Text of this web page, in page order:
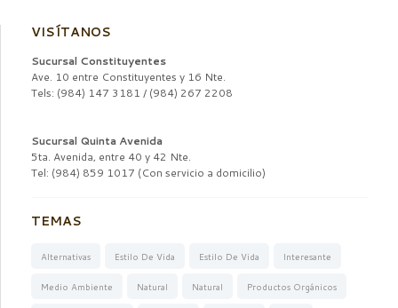
VISÍTANOS
Sucursal Constituyentes
Ave. 10 entre Constituyentes y 16 Nte.
Tels: (984) 147 3181 / (984) 267 2208
Sucursal Quinta Avenida
5ta. Avenida, entre 40 y 42 Nte.
Tel: (984) 859 1017 (Con servicio a domicilio)
TEMAS
Alternativas Estilo De Vida Estilo De Vida Interesante
Medio Ambiente Natural Natural Productos Orgánicos